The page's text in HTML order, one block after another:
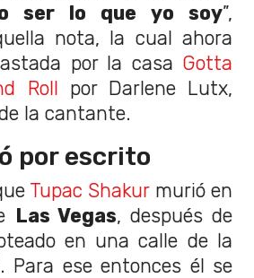
ser lo que yo soy”,
nota, la cual ahora
por la casa Gotta
Roll por Darlene Lutx,
la cantante.
por escrito
Tupac Shakurmurió en
Las Vegas, después de
en una calle de la
Para ese entonces él se